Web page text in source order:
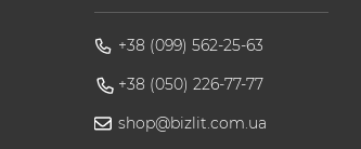
+38 (099) 562-25-63
+38 (050) 226-77-77
shop@bizlit.com.ua